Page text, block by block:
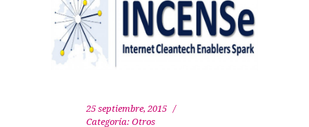
25 septiembre, 2015
Categoría: Otros